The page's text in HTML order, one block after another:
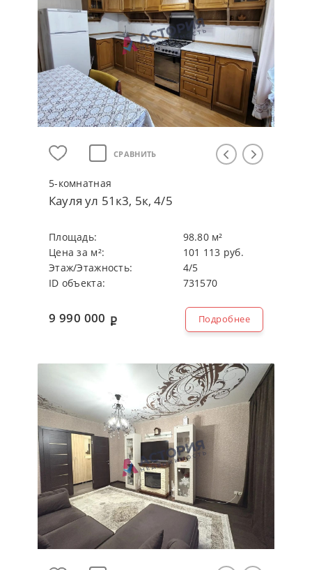
СРАВНИТЬ
5-кoмнaтнaя
Кауля ул 51к3, 5к, 4/5
Плoщaдь:
98.80 м²
Цeнa зa м²:
101 113 руб.
Этaж/Этaжнocть:
4/5
ID объекта:
731570
9 990 000 Подробнее